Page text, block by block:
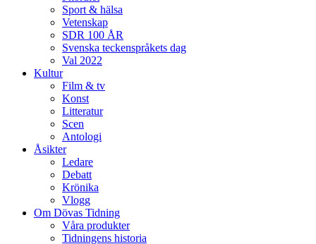
Sport & hälsa
Vetenskap
SDR 100 ÅR
Svenska teckenspråkets dag
Val 2022
Kultur
Film & tv
Konst
Litteratur
Scen
Antologi
Åsikter
Ledare
Debatt
Krönika
Vlogg
Om Dövas Tidning
Våra produkter
Tidningens historia